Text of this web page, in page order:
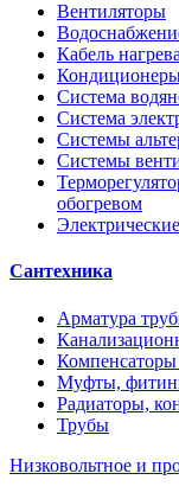
Вентиляторы
Кабель
Система
Система
Системы
Системы
обогревом
Сантехника
Арматура
Компенсаторы
Муфты,
Радиаторы,
Трубы
Низковольтное и